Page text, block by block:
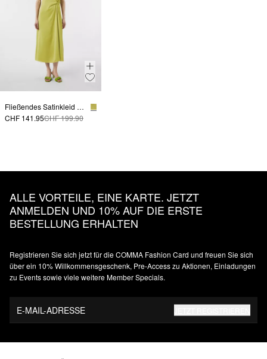
Fließendes Satinkleid mit Knotendetail
CHF 141.95CHF 199.90
ALLE VORTEILE, EINE KARTE. JETZT
ANMELDEN UND 10% AUF DIE ERSTE
BESTELLUNG ERHALTEN
Registrieren Sie sich jetzt für die COMMA Fashion Card und freuen Sie sich
über ein 10% Willkommensgeschenk, Pre-Access zu Aktionen, Einladungen
zu Events sowie viele weitere Member Specials.
E-MAIL-ADRESSE